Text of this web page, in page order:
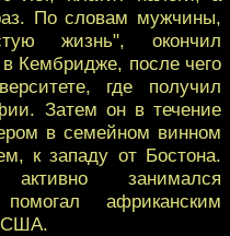
По словам мужчины,
жизнь", окончил
Кембридже, после чего
где получил
Затем он в течение
в семейном винном
к западу от Бостона.
занимался
африканским
США.